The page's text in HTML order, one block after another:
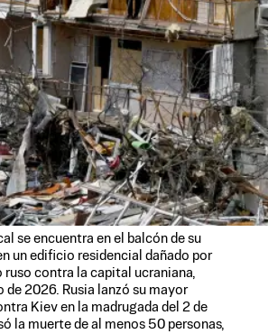
se encuentra en el balcón de su
un edificio residencial dañado por
ruso contra la capital ucraniana,
de 2026. Rusia lanzó su mayor
Kiev en la madrugada del 2 de
la muerte de al menos 50 personas,